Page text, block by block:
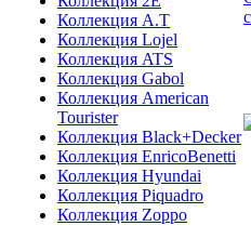
Коллекция A.T
Коллекция Lojel
Коллекция ATS
Коллекция Gabol
Коллекция American
Tourister
Коллекция Black+Decker
Коллекция EnricoBenetti
Коллекция Hyundai
Коллекция Piquadro
Коллекция Zoppo